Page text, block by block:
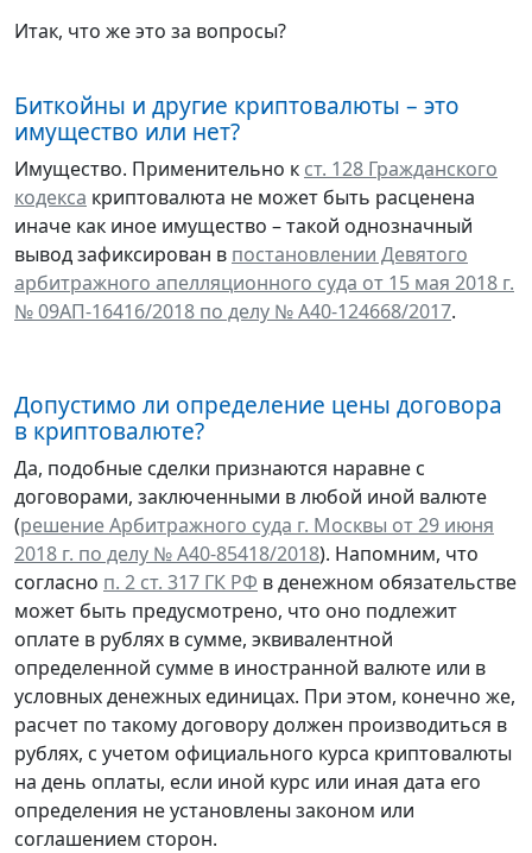
Итак, что же это за вопросы?
Биткойны и другие криптовалюты – это
имущество или нет?
Имущество. Применительно к ст. 128 Гражданского
кодекса криптовалюта не может быть расценена
иначе как иное имущество – такой однозначный
вывод зафиксирован в постановлении Девятого
арбитражного апелляционного суда от 15 мая 2018 г.
№ 09АП-16416/2018 по делу № А40-124668/2017.
Допустимо ли определение цены договора
в криптовалюте?
Да, подобные сделки признаются наравне с
договорами, заключенными в любой иной валюте
(решение Арбитражного суда г. Москвы от 29 июня
2018 г. по делу № А40-85418/2018). Напомним, что
согласно п. 2 ст. 317 ГК РФ в денежном обязательстве
может быть предусмотрено, что оно подлежит
оплате в рублях в сумме, эквивалентной
определенной сумме в иностранной валюте или в
условных денежных единицах. При этом, конечно же,
расчет по такому договору должен производиться в
рублях, с учетом официального курса криптовалюты
на день оплаты, если иной курс или иная дата его
определения не установлены законом или
соглашением сторон.